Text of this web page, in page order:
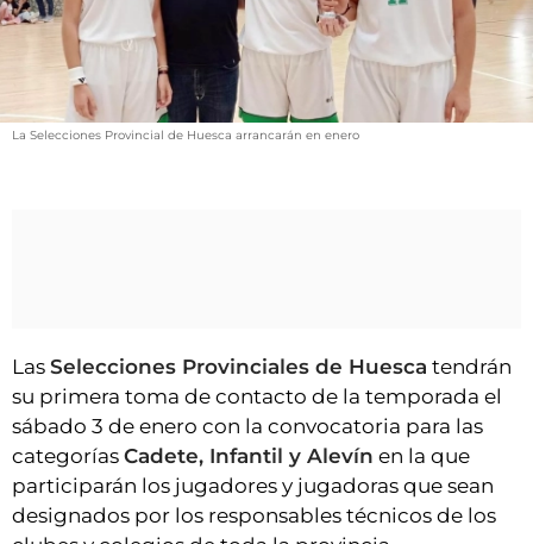
VÍDEOS
CONTACTAR
FIESTAS EN EL ALTO ARAGÓN
FIESTAS DE SAN LORENZO
ESQUELAS
CLUB DEL AMIGO MILITANTE
INICIAR SESIÓN
La Selecciones Provincial de Huesca arrancarán en enero
Las Selecciones Provinciales de Huesca tendrán
su primera toma de contacto de la temporada el
sábado 3 de enero con la convocatoria para las
categorías Cadete, Infantil y Alevín en la que
participarán los jugadores y jugadoras que sean
designados por los responsables técnicos de los